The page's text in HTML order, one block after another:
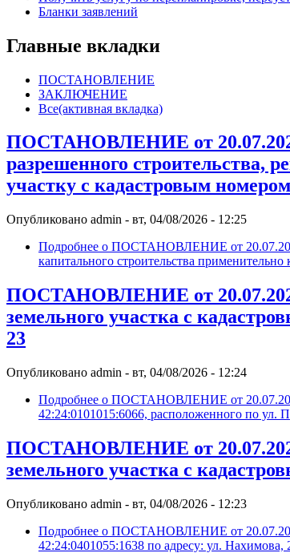
Бланки заявлений
Главные вкладки
ПОСТАНОВЛЕНИЕ
ЗАКЛЮЧЕНИЕ
Все(активная вкладка)
ПОСТАНОВЛЕНИЕ от 20.07.2026
разрешенного строительства,
участку с кадастровым
Опубликовано admin - вт, 04/08/2026 - 12:25
Подробнее о ПОСТАНОВЛЕНИЕ от 20.07.2026
капитального строительства
ПОСТАНОВЛЕНИЕ от 20.07.2026
земельного участка с
23
Опубликовано admin - вт, 04/08/2026 - 12:24
Подробнее о ПОСТАНОВЛЕНИЕ от 20.07.2026
42:24:0101015:6066, расположенного по ул.
ПОСТАНОВЛЕНИЕ от 20.07.2026
земельного участка с
Опубликовано admin - вт, 04/08/2026 - 12:23
Подробнее о ПОСТАНОВЛЕНИЕ от 20.07.2026
42:24:0401055:1638 по адресу: ул. Нахимова,